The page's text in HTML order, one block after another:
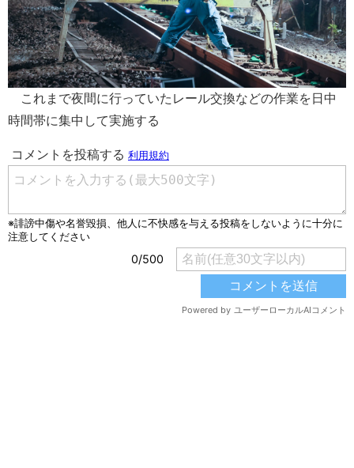
これまで夜間に行っていたレール交換などの作業を日中
時間帯に集中して実施する